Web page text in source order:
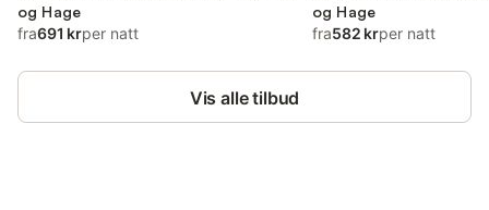
og Hage
fra691 krper natt
og Hage
fra582 krper natt
Vis alle tilbud